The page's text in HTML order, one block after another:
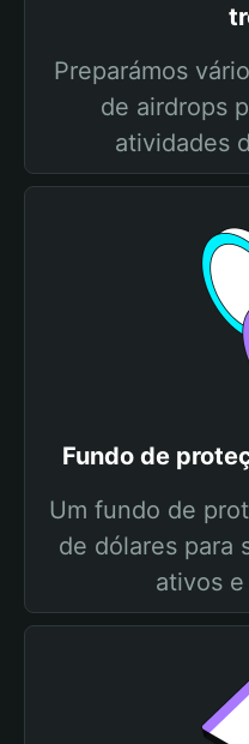
Preparámos
de airdrops
atividades
Fundo de
Um fundo de
de dólares para
ativos